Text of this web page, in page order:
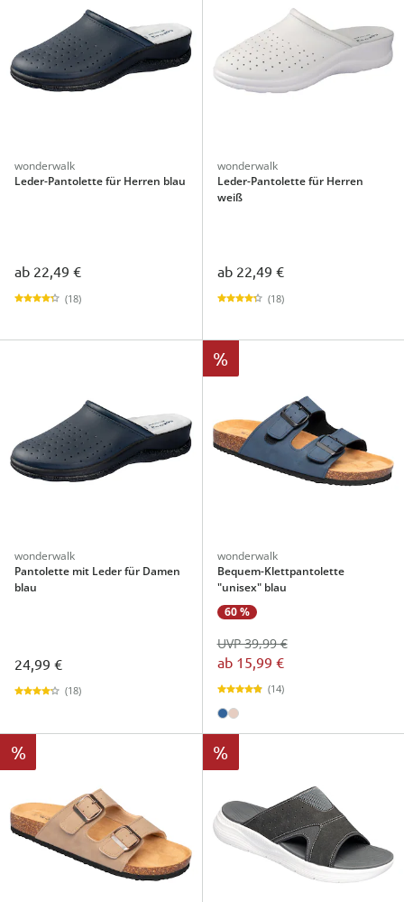
wonderwalk
Leder-Pantolette für Herren blau
ab 22,49 €
(18)
wonderwalk
Leder-Pantolette für Herren
weiß
ab 22,49 €
(18)
wonderwalk
Pantolette mit Leder für Damen
blau
24,99 €
(18)
%
wonderwalk
Bequem-Klettpantolette
"unisex" blau
60 %
ab 15,99 €
UVP 39,99 €
(14)
% %